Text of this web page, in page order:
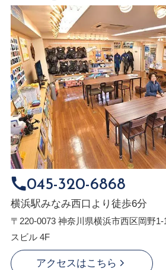
045-320-6868
横浜駅みなみ西口より徒歩6分
〒220-0073 神奈川県横浜市西区岡野
スビル 4F
アクセスはこちら